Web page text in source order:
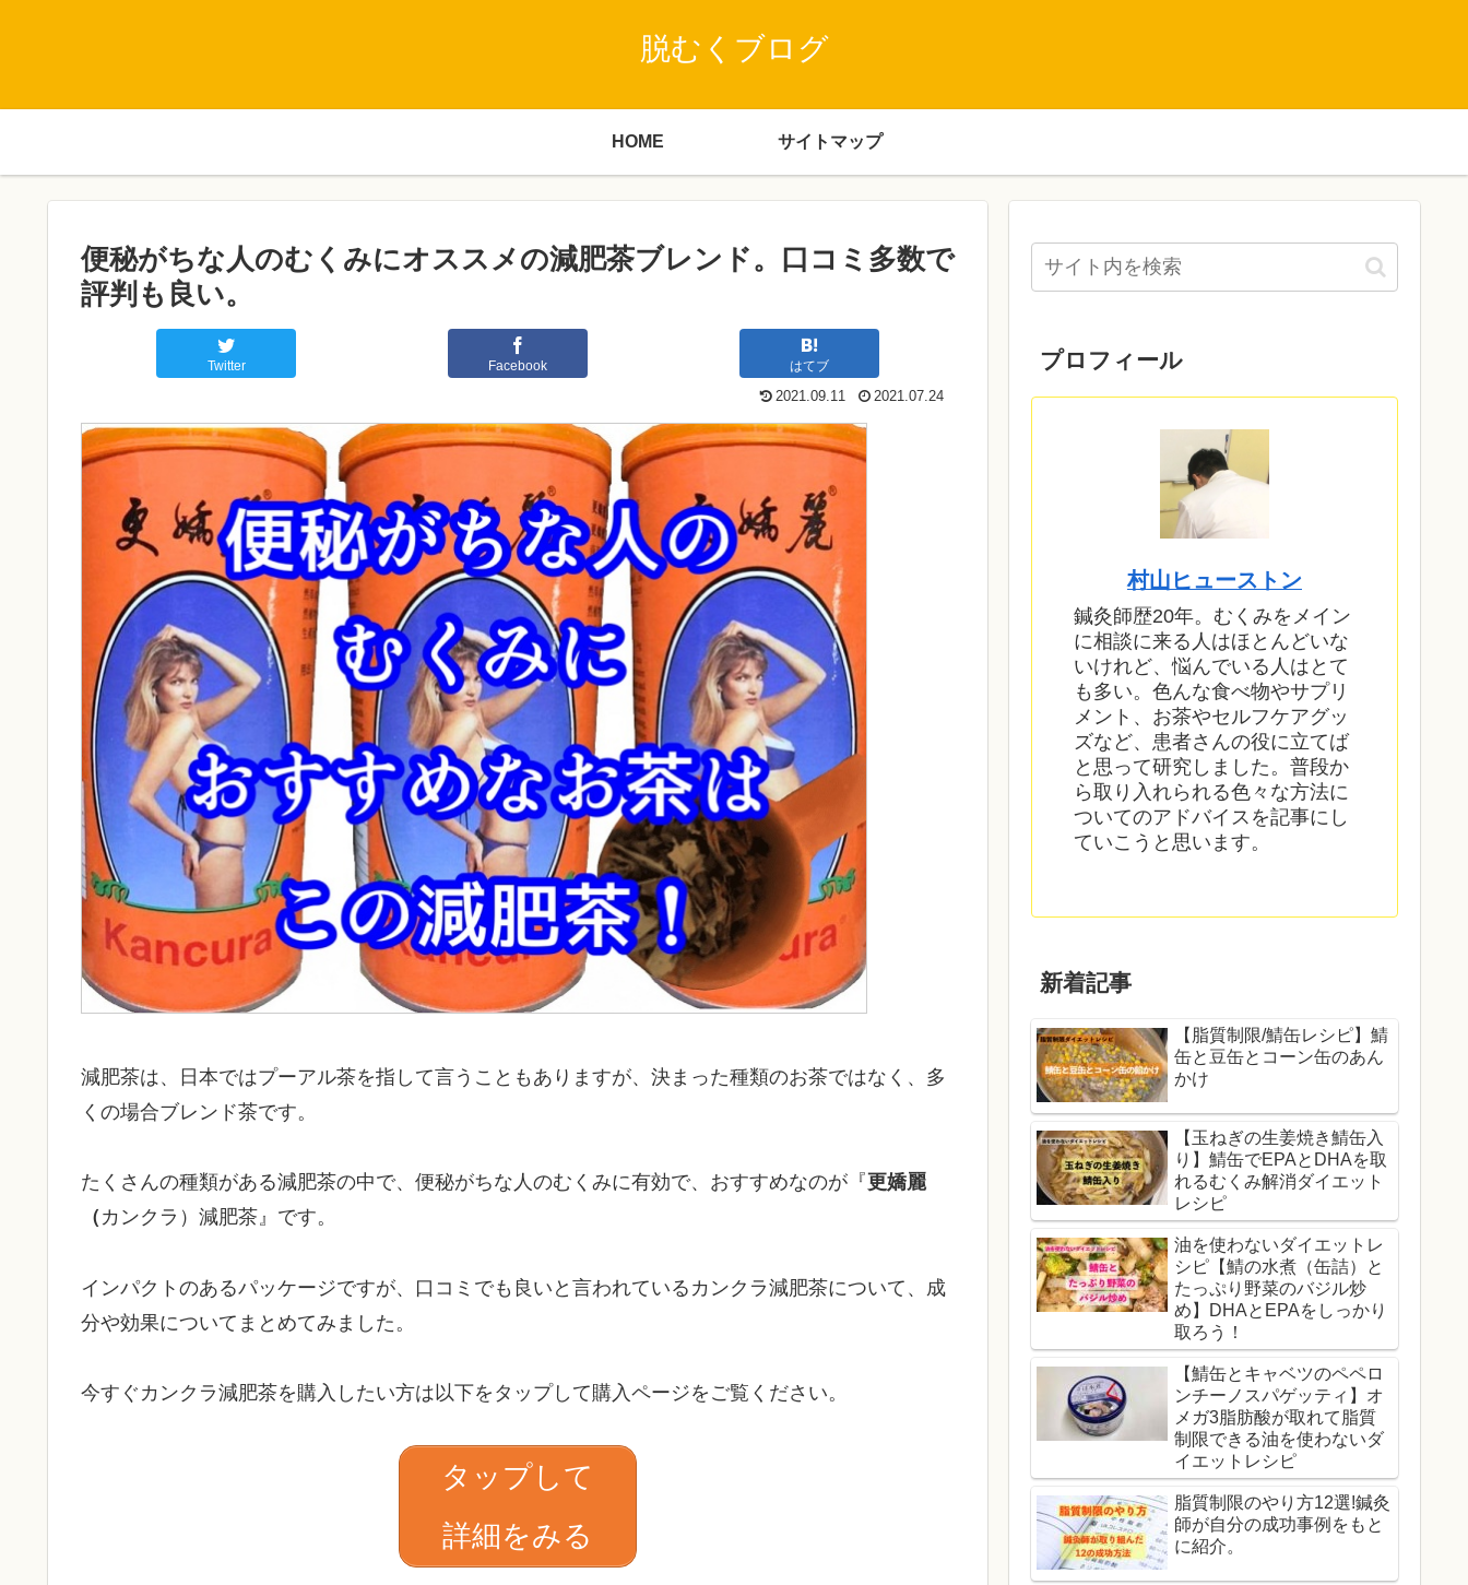
脱むくブログ
HOME サイトマップ
便秘がちな人のむくみにオススメの減肥茶ブレンド。口コミ多数で
評判も良い。
Twitter Facebook はてブ
2021.09.11 2021.07.24
減肥茶は、日本ではプーアル茶を指して言うこともありますが、決まった種類のお茶ではなく、多
くの場合ブレンド茶です。
たくさんの種類がある減肥茶の中で、便秘がちな人のむくみに有効で、おすすめなのが『更嬌麗
（ カンクラ）減肥茶』です。
インパクトのあるパッケージですが、口コミでも良いと言われているカンクラ減肥茶について、成
分や効果についてまとめてみました。
今すぐカンクラ減肥茶を購入したい方は以下をタップして購入ページをご覧ください。
タップして
詳細をみる
プロフィール
村山ヒューストン
鍼灸師歴20年。むくみをメイン
に相談に来る人はほとんどいな
いけれど、悩んでいる人はとて
も多い。色んな食べ物やサプリ
メント、お茶やセルフケアグッ
ズなど、患者さんの役に立てば
と思って研究しました。普段か
ら取り入れられる色々な方法に
ついてのアドバイスを記事にし
ていこうと思います。
新着記事
【脂質制限/鯖缶レシピ】鯖
缶と豆缶とコーン缶のあん
かけ
【玉ねぎの生姜焼き鯖缶入
り】鯖缶でEPAとDHAを取
れるむくみ解消ダイエット
レシピ
油を使わないダイエットレ
シピ【鯖の水煮（缶詰）と
たっぷり野菜のバジル炒
め】DHAとEPAをしっかり
取ろう！
【鯖缶とキャベツのペペロ
ンチーノスパゲッティ】オ
メガ3脂肪酸が取れて脂質
制限できる油を使わないダ
イエットレシピ
脂質制限のやり方12選!鍼灸
師が自分の成功事例をもと
に紹介。